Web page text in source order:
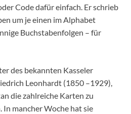
Code dafür einfach. Er schrieb
um je einen im Alphabet
Buchstabenfolgen – für
des bekannten Kasseler
Leonhardt (1850 –1929),
die zahlreiche Karten zu
In mancher Woche hat sie